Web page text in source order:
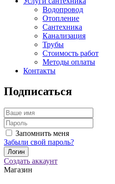
Водопровод
Отопление
Сантехника
Канализация
Трубы
Стоимость работ
Методы оплаты
Контакты
Подписаться
Запомнить меня
Забыли свой пароль?
Создать аккаунт
Магазин